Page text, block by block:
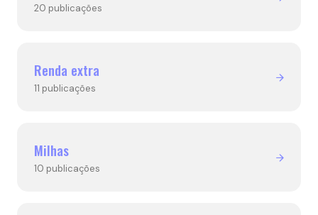
20 publicações
Renda extra
11 publicações
Milhas
10 publicações